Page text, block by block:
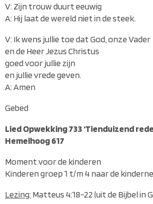
V: Zijn trouw duurt eeuwig
A: Hij laat de wereld niet in de steek.
V: Ik wens jullie toe dat God, onze Vader
en de Heer Jezus Christus
goed voor jullie zijn
en jullie vrede geven.
A: Amen
Gebed
Lied Opwekking 733 ‘Tienduizend
Hemelhoog 617
Moment voor de kinderen
Kinderen groep 1 t/m 4 naar de
Lezing:Matteus 4:18-22 (uit de Bijbel in